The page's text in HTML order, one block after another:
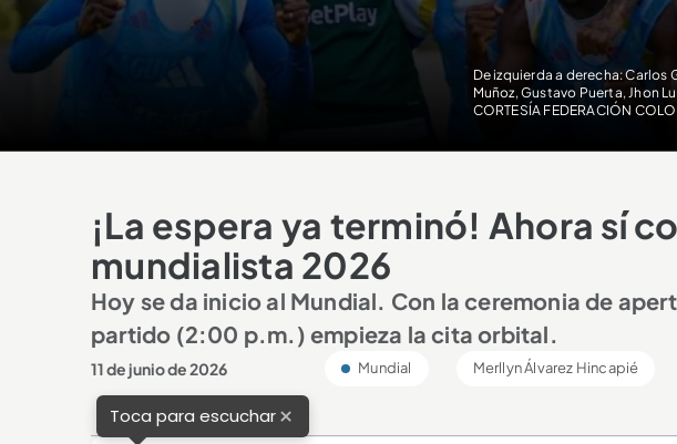
De izquierda a derecha: Carlos
Muñoz, Gustavo Puerta, Jhon
CORTESÍA FEDERACIÓN
¡La espera ya terminó! Ahora sí
mundialista 2026
Hoy se da inicio al Mundial. Con la ceremonia de
partido (2:00 p.m.) empieza la cita orbital.
11 de junio de 2026 Mundial Merllyn Álvarez Hincapié
Toca para escuchar×